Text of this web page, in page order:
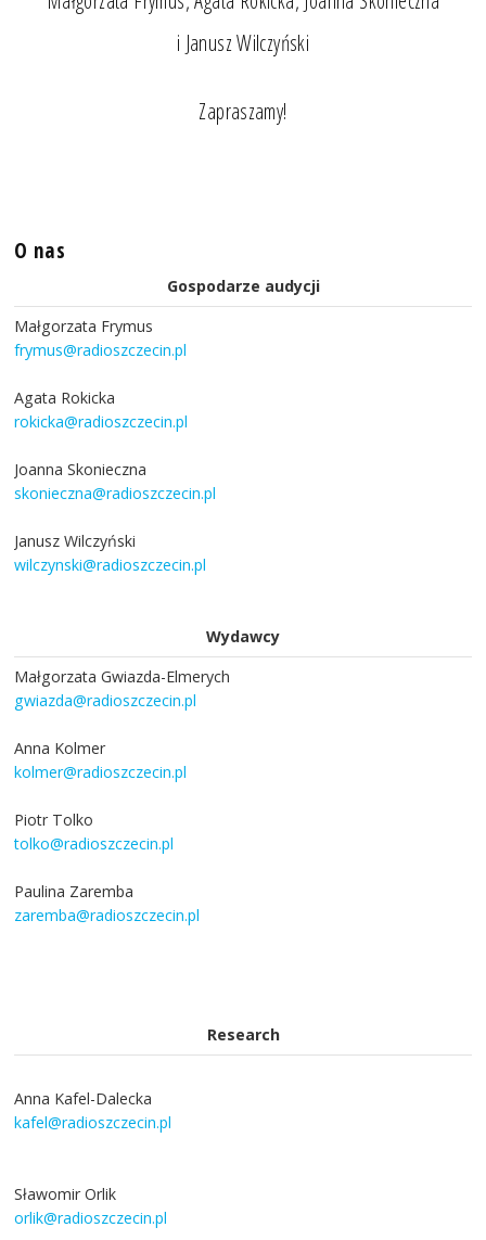
i Janusz Wilczyński
Zapraszamy!
O nas
Gospodarze audycji
Małgorzata Frymus
frymus@radioszczecin.pl
Agata Rokicka
rokicka@radioszczecin.pl
Joanna Skonieczna
skonieczna@radioszczecin.pl
Janusz Wilczyński
wilczynski@radioszczecin.pl
Wydawcy
Małgorzata Gwiazda-Elmerych
gwiazda@radioszczecin.pl
Anna Kolmer
kolmer@radioszczecin.pl
Piotr Tolko
tolko@radioszczecin.pl
Paulina Zaremba
zaremba@radioszczecin.pl
Research
Anna Kafel-Dalecka
kafel@radioszczecin.pl
Sławomir Orlik
orlik@radioszczecin.pl